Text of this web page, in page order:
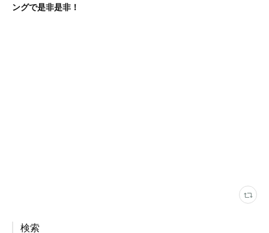
ングで是非是非！
検索